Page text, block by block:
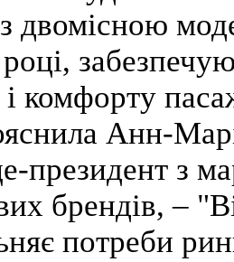
двомісною
і комфорту
Анн-
президент з
брендів, –
потреби